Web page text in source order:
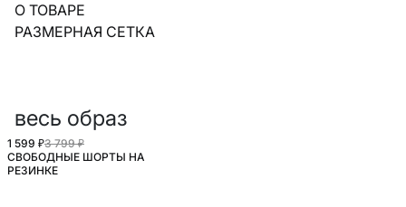
О ТОВАРЕ
РАЗМЕРНАЯ СЕТКА
весь образ
1 599 ₽3 799 ₽
СВОБОДНЫЕ ШОРТЫ НА
РЕЗИНКЕ